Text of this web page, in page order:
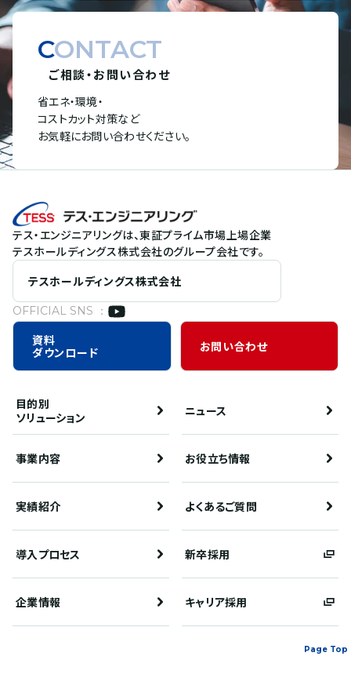
CONTACT
ご相談・お問い合わせ
省エネ・環境・
コストカット対策など
お気軽にお問い合わせください。
テス・エンジニアリングは、東証プライム市場上場企業
テスホールディングス株式会社のグループ会社です。
テスホールディングス株式会社
OFFICIAL SNS ：
資料
ダウンロード
お問い合わせ
目的別
ソリューション
ニュース
事業内容 お役立ち情報
実績紹介 よくあるご質問
導入プロセス 新卒採用
企業情報 キャリア採用
Page Top